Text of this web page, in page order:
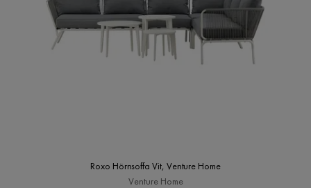
Roxo Hörnsoffa Vit, Venture Home
Venture Home